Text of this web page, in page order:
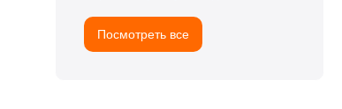
Посмотреть все